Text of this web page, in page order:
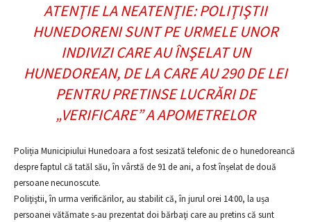
ATENŢIE LA NEATENŢIE: POLIŢIŞTII
HUNEDORENI SUNT PE URMELE UNOR
INDIVIZI CARE AU ÎNŞELAT UN
HUNEDOREAN, DE LA CARE AU 290 DE LEI
PENTRU PRETINSE LUCRĂRI DE
„VERIFICARE” A APOMETRELOR
Poliția Municipiului Hunedoara a fost sesizată telefonic de o hunedoreancă
despre faptul că tatăl său, în vârstă de 91 de ani, a fost înșelat de două
persoane necunoscute.
Poliţiştii, în urma verificărilor, au stabilit că, în jurul orei 14:00, la ușa
persoanei vătămate s-au prezentat doi bărbaţi care au pretins că sunt